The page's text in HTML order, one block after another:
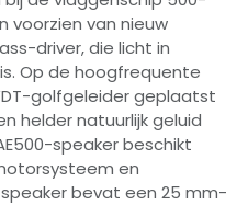
voorzien van nieuw
driver, die licht in
Op de hoogfrequente
golfgeleider geplaatst
helder natuurlijk geluid
speaker beschikt
en
bevat een 25 mm-